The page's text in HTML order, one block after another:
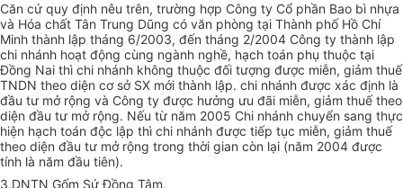
Căn cứ quy định nêu trên, trường hợp Công ty Cổ phần Bao bì nhựa
và Hóa chất Tân Trung Dũng có văn phòng tại Thành phố Hồ Chí
Minh thành lập tháng 6/2003, đến tháng 2/2004 Công ty thành lập
chi nhánh hoạt động cùng ngành nghề, hạch toán phụ thuộc tại
Đồng Nai thì chi nhánh không thuộc đối tượng được miễn, giảm thuế
TNDN theo diện cơ sở SX mới thành lập. chi nhánh được xác định là
đầu tư mở rộng và Công ty được hưởng ưu đãi miễn, giảm thuế theo
diện đầu tư mở rộng. Nếu từ năm 2005 Chi nhánh chuyển sang thực
hiện hạch toán độc lập thì chi nhánh được tiếp tục miễn, giảm thuế
theo diện đầu tư mở rộng trong thời gian còn lại (năm 2004 được
tính là năm đầu tiên).
3.DNTN Gốm Sứ Đồng Tâm.